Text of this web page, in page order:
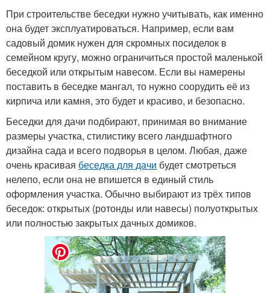
При строительстве беседки нужно учитывать, как именно
она будет эксплуатироваться. Например, если вам
садовый домик нужен для скромных посиделок в
семейном кругу, можно ограничиться простой маленькой
беседкой или открытым навесом. Если вы намерены
поставить в беседке мангал, то нужно соорудить её из
кирпича или камня, это будет и красиво, и безопасно.
Беседки для дачи подбирают, принимая во внимание
размеры участка, стилистику всего ландшафтного
дизайна сада и всего подворья в целом. Любая, даже
очень красивая беседка для дачи будет смотреться
нелепо, если она не впишется в единый стиль
оформления участка. Обычно выбирают из трёх типов
беседок: открытых (ротонды или навесы) полуоткрытых
или полностью закрытых дачных домиков.